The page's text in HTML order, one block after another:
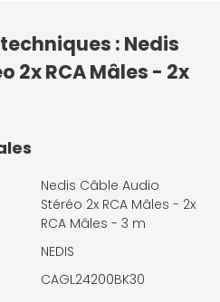
: Nedis
2x RCA Mâles - 2x
Nedis Câble Audio
Stéréo 2x RCA Mâles - 2x
RCA Mâles - 3 m
NEDIS
CAGL24200BK30